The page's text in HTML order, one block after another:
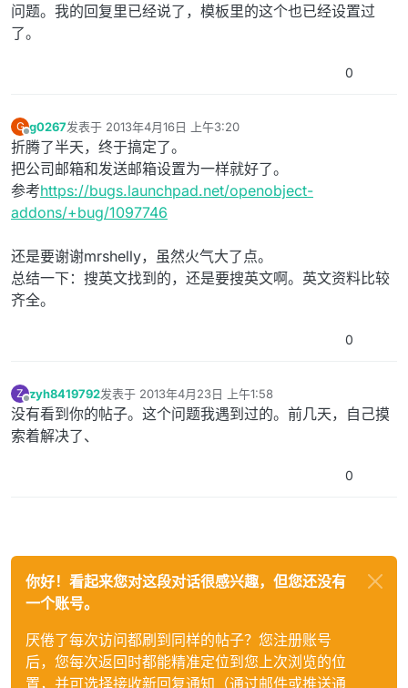
问题。我的回复里已经说了，模板里的这个也已经设置过
了。
0
G
离线
g0267发表于 2013年4月16日 上午3:20
最后由 编辑
折腾了半天，终于搞定了。
把公司邮箱和发送邮箱设置为一样就好了。
参考https://bugs.launchpad.net/openobject-
addons/+bug/1097746
还是要谢谢mrshelly，虽然火气大了点。
总结一下：搜英文找到的，还是要搜英文啊。英文资料比较
齐全。
0
Z
离线
zyh8419792发表于 2013年4月23日 上午1:58
最后由 编辑
没有看到你的帖子。这个问题我遇到过的。前几天，自己摸
索着解决了、
0
你好！看起来您对这段对话很感兴趣，但您还没有
一个账号。
厌倦了每次访问都刷到同样的帖子？您注册账号
后，您每次返回时都能精准定位到您上次浏览的位
置，并可选择接收新回复通知（通过邮件或推送通